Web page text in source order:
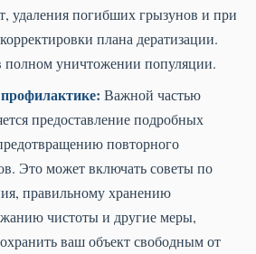
удаления погибших грызунов и при
плана дератизации.
полном уничтожении популяции.
Важной частью
предоставление подробных
повторного
Это может включать советы по
правильному хранению
чистоты и другие меры,
ваш объект свободным от